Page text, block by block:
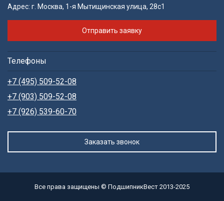
Адрес: г. Москва, 1-я Мытищинская улица, 28с1
Отправить заявку
Телефоны
+7 (495) 509-52-08
+7 (903) 509-52-08
+7 (926) 539-60-70
Заказать звонок
Все права защищены © ПодшипникВест 2013-2025